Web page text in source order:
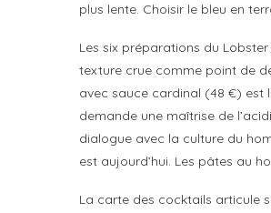
plus lente. Choisir le bleu en
Les six préparations du
texture crue comme point de
avec sauce cardinal (48 €) est
demande une maîtrise de
dialogue avec la culture du
est aujourd’hui. Les pâtes au
La carte des cocktails articule